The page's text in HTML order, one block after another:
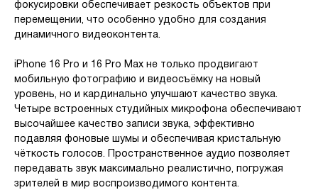
фокусировки обеспечивает резкость объектов при
перемещении, что особенно удобно для создания
динамичного видеоконтента.
iPhone 16 Pro и 16 Pro Max не только продвигают
мобильную фотографию и видеосъёмку на новый
уровень, но и кардинально улучшают качество звука.
Четыре встроенных студийных микрофона обеспечивают
высочайшее качество записи звука, эффективно
подавляя фоновые шумы и обеспечивая кристальную
чёткость голосов. Пространственное аудио позволяет
передавать звук максимально реалистично, погружая
зрителей в мир воспроизводимого контента.